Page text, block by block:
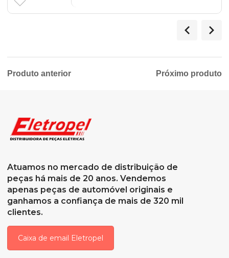
Produto anterior Próximo produto
Atuamos no mercado de distribuição de
peças há mais de 20 anos. Vendemos
apenas peças de automóvel originais e
ganhamos a confiança de mais de 320 mil
clientes.
Caixa de email Eletropel